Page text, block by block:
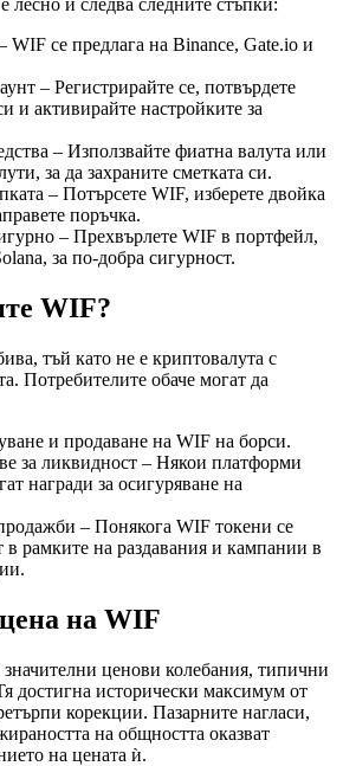
лесно и следва следните стъпки:
WIF се предлага на Binance, Gate.io и
– Регистрирайте се, потвърдете
и активирайте настройките за
– Използвайте фиатна валута или
за да захраните сметката си.
– Потърсете WIF, изберете двойка
поръчка.
– Прехвърлете WIF в портфейл,
за по-добра сигурност.
WIF?
тъй като не е криптовалута с
Потребителите обаче могат да
и продаване на WIF на борси.
за ликвидност – Някои платформи
награди за осигуряване на
– Понякога WIF токени се
в рамките на раздавания и кампании в
на WIF
ценови колебания, типични
достигна исторически максимум от
корекции. Пазарните нагласи,
на общността оказват
на цената ѝ.